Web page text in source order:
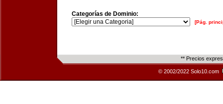
Categorías de Dominio:
[Pág.
** Precios
© 2002/2022 Solo10.com